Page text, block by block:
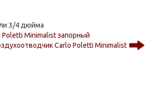
3/4 дюйма
Minimalist запорный
Carlo Poletti Minimalist